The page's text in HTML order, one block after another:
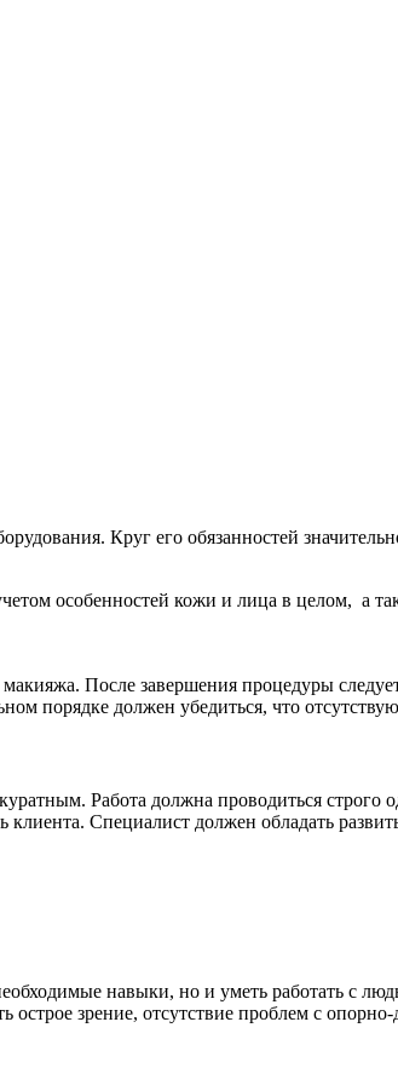
Круг его обязанностей
особенностей кожи и лица в целом, а
После завершения процедуры
порядке должен убедиться, что
Работа должна проводиться строго
Специалист должен обладать
навыки, но и уметь работать с
острое зрение, отсутствие проблем с